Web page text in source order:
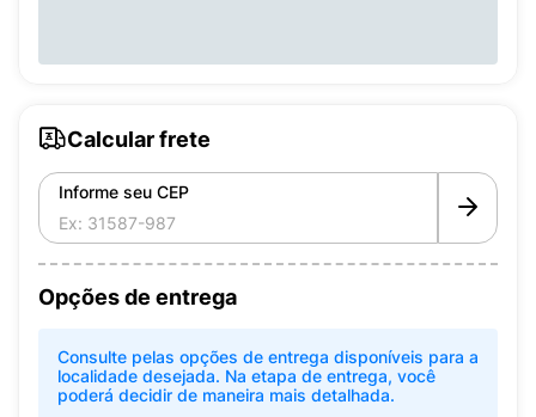
Calcular frete
Informe seu CEP
Opções de entrega
Consulte pelas opções de entrega disponíveis para a
localidade desejada. Na etapa de entrega, você
poderá decidir de maneira mais detalhada.